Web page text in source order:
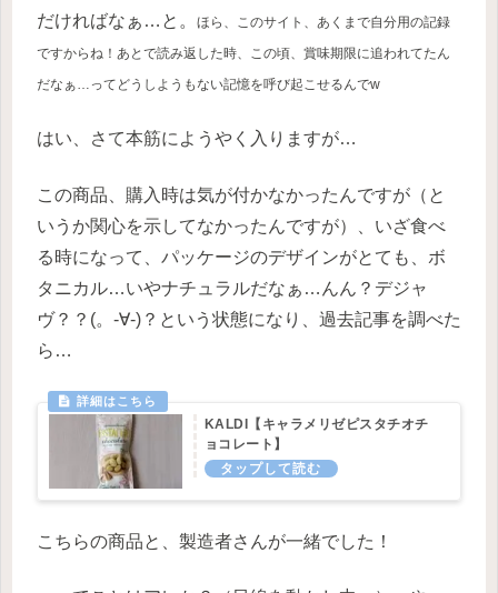
だければなぁ…と。
ほら、このサイト、あくまで自分用の記録
ですからね！あとで読み返した時、この頃、賞味期限に追われてたん
だなぁ…ってどうしようもない記憶を呼び起こせるんでw
はい、さて本筋にようやく入りますが…
この商品、購入時は気が付かなかったんですが（と
いうか関心を示してなかったんですが）、いざ食べ
る時になって、パッケージのデザインがとても、ボ
タニカル…いやナチュラルだなぁ…んん？デジャ
ヴ？？(。-∀-)？という状態になり、過去記事を調べた
ら…
KALDI【キャラメリゼピスタチオチ
ョコレート】
こちらの商品と、製造者さんが一緒でした！